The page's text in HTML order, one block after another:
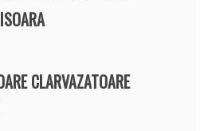
CLARVAZATOARE